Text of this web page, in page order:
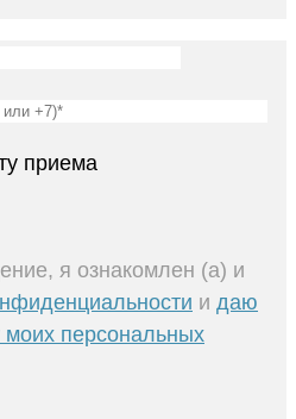
приема
я ознакомлен (а) и
и даю
моих персональных